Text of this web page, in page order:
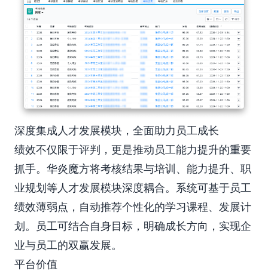
深度集成人才发展模块，全面助力员工成长
绩效不仅限于评判，更是推动员工能力提升的重要
抓手。华炎魔方将考核结果与培训、能力提升、职
业规划等人才发展模块深度耦合。系统可基于员工
绩效薄弱点，自动推荐个性化的学习课程、发展计
划。员工可结合自身目标，明确成长方向，实现企
业与员工的双赢发展。
平台价值